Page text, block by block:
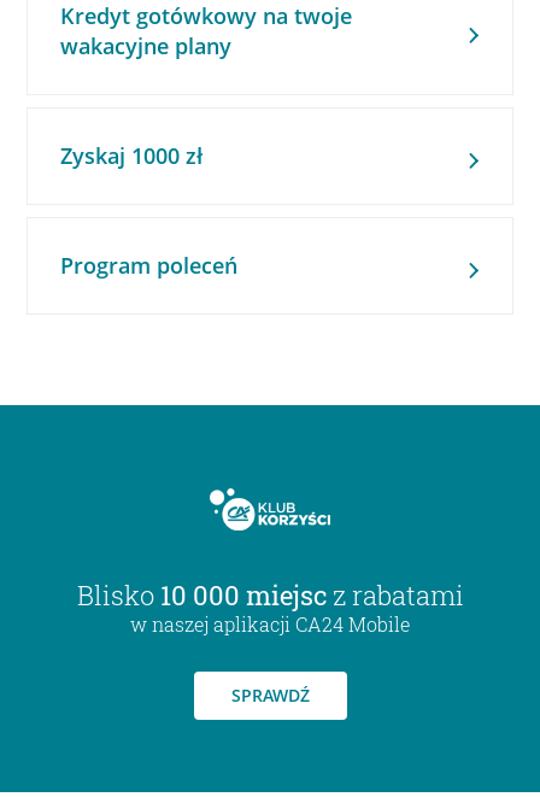
Kredyt gotówkowy na twoje
wakacyjne plany
Zyskaj 1000 zł
Program poleceń
Blisko 10 000 miejsc z rabatami
w naszej aplikacji CA24 Mobile
SPRAWDŹ